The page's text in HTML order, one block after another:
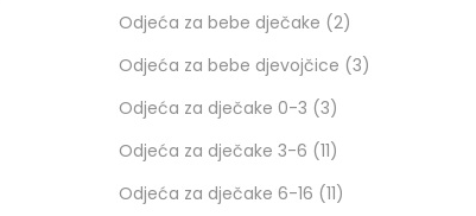
Odjeća za bebe dječake 2
Odjeća za bebe djevojčice 3
Odjeća za dječake 0-3 3
Odjeća za dječake 3-6 11
Odjeća za dječake 6-16 11